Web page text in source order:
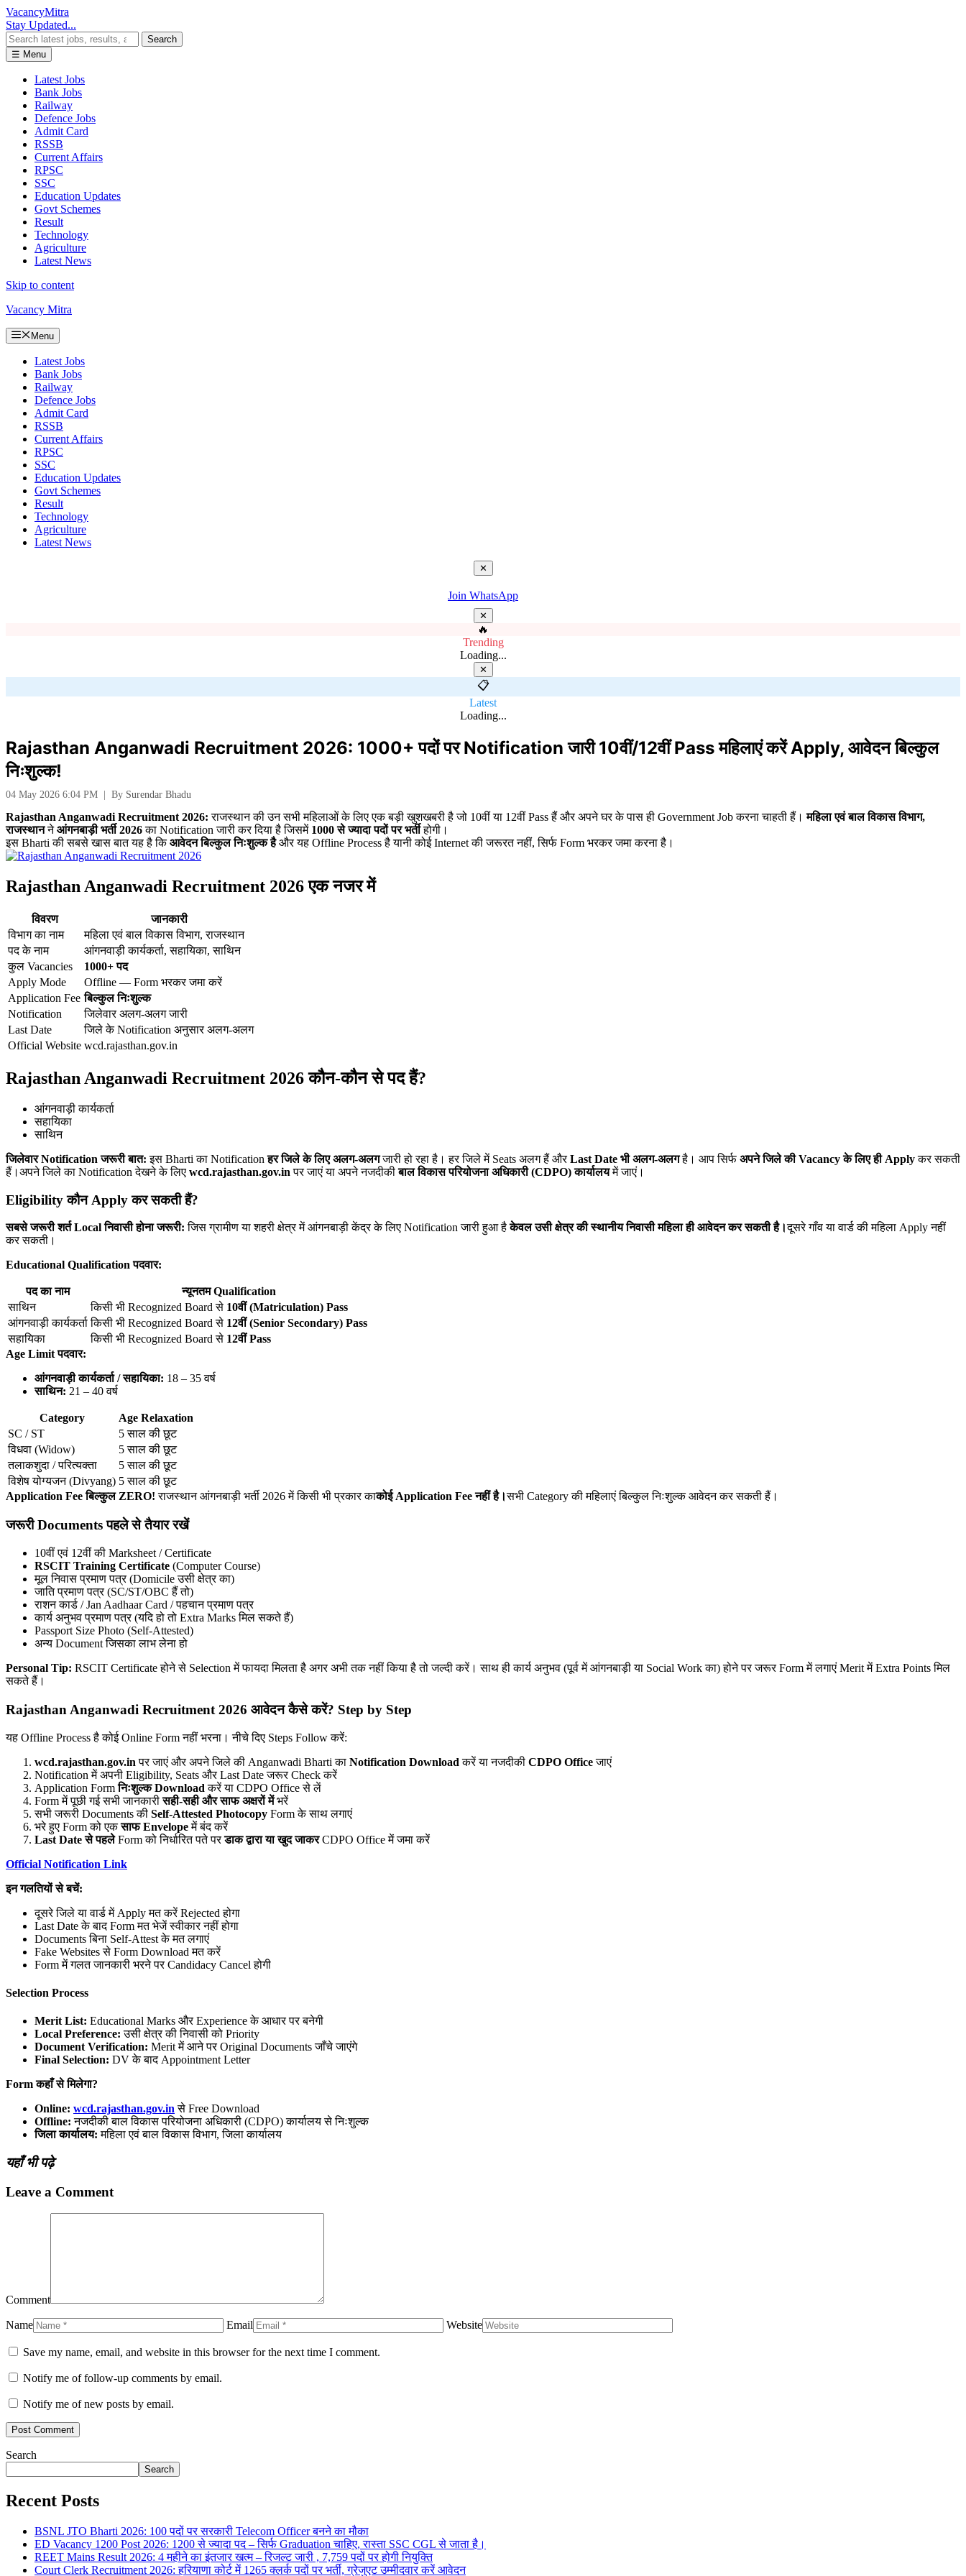
VacancyMitra
Stay Updated...
Search
☰ Menu
Latest Jobs
Bank Jobs
Railway
Defence Jobs
Admit Card
RSSB
Current Affairs
RPSC
SSC
Education Updates
Govt Schemes
Result
Technology
Agriculture
Latest News
Skip to content
Vacancy Mitra
Menu
Latest Jobs
Bank Jobs
Railway
Defence Jobs
Admit Card
RSSB
Current Affairs
RPSC
SSC
Education Updates
Govt Schemes
Result
Technology
Agriculture
Latest News
✕
Join WhatsApp
✕
🔥
Trending
Loading...
✕
📋
Latest
Loading...
Rajasthan Anganwadi Recruitment 2026: 1000+ पदों पर Notification जारी 10वीं/12वीं Pass महिलाएं करें Apply, आवेदन बिल्कुल
निःशुल्क!
04 May 2026 6:04 PM | By Surendar Bhadu
Rajasthan Anganwadi Recruitment 2026:राजस्थान की उन सभी महिलाओं के लिए एक बड़ी खुशखबरी है जो 10वीं या 12वीं Pass हैं और अपने घर के पास ही Government Job करना चाहती हैं।महिला एवं बाल विकास विभाग,
राजस्थाननेआंगनबाड़ी भर्ती 2026का Notification जारी कर दिया है जिसमें 1000 से ज्यादा पदों पर भर्तीहोगी।
इस Bharti की सबसे खास बात यह है किआवेदन बिल्कुल निःशुल्क हैऔर यह Offline Process है यानी कोई Internet की जरूरत नहीं, सिर्फ Form भरकर जमा करना है।
Rajasthan Anganwadi Recruitment 2026 एक नजर में
विवरण
जानकारी
विभाग का नाम
महिला एवं बाल विकास विभाग, राजस्थान
पद के नाम
आंगनवाड़ी कार्यकर्ता, सहायिका, साथिन
कुल Vacancies
1000+ पद
Apply Mode
Offline — Form भरकर जमा करें
Application Fee बिल्कुल निःशुल्क
Notification
जिलेवार अलग-अलग जारी
Last Date
जिले के Notification अनुसार अलग-अलग
Official Website wcd.rajasthan.gov.in
Rajasthan Anganwadi Recruitment 2026 कौन-कौन से पद हैं?
आंगनवाड़ी कार्यकर्ता
सहायिका
साथिन
जिलेवार Notification जरूरी बात:इस Bharti का Notificationहर जिले के लिए अलग-अलगजारी हो रहा है। हर जिले में Seats अलग हैं औरLast Date भी अलग-अलगहै। आप सिर्फ अपने जिले की Vacancy के लिए ही Applyकर सकती
हैं। अपने जिले का Notification देखने के लिए wcd.rajasthan.gov.in पर जाएं या अपने नजदीकीबाल विकास परियोजना अधिकारी (CDPO) कार्यालयमें जाएं।
Eligibility कौन Apply कर सकती हैं?
सबसे जरूरी शर्त Local निवासी होना जरूरी:जिस ग्रामीण या शहरी क्षेत्र में आंगनबाड़ी केंद्र के लिए Notification जारी हुआ हैकेवल उसी क्षेत्र की स्थानीय निवासी महिला ही आवेदन कर सकती है।दूसरे गाँव या वार्ड की महिला Apply नहीं
कर सकती।
Educational Qualification पदवार:
पद का नाम
न्यूनतम Qualification
साथिन
किसी भी Recognized Board से 10वीं (Matriculation) Pass
आंगनवाड़ी कार्यकर्ता किसी भी Recognized Board से 12वीं (Senior Secondary) Pass
सहायिका
किसी भी Recognized Board से 12वीं Pass
Age Limit पदवार:
आंगनवाड़ी कार्यकर्ता / सहायिका: 18 – 35 वर्ष
साथिन: 21 – 40 वर्ष
Category
Age Relaxation
SC / ST
5 साल की छूट
विधवा (Widow)
5 साल की छूट
तलाकशुदा / परित्यक्ता
5 साल की छूट
विशेष योग्यजन (Divyang) 5 साल की छूट
Application Fee बिल्कुल ZERO!राजस्थान आंगनबाड़ी भर्ती 2026 में किसी भी प्रकार काकोई Application Fee नहीं है।सभी Category की महिलाएं बिल्कुल निःशुल्क आवेदन कर सकती हैं।
जरूरी Documents पहले से तैयार रखें
10वीं एवं 12वीं की Marksheet / Certificate
RSCIT Training Certificate (Computer Course)
मूल निवास प्रमाण पत्र (Domicile उसी क्षेत्र का)
जाति प्रमाण पत्र (SC/ST/OBC हैं तो)
राशन कार्ड / Jan Aadhaar Card / पहचान प्रमाण पत्र
कार्य अनुभव प्रमाण पत्र (यदि हो तो Extra Marks मिल सकते हैं)
Passport Size Photo (Self-Attested)
अन्य Document जिसका लाभ लेना हो
Personal Tip: RSCIT Certificate होने से Selection में फायदा मिलता है अगर अभी तक नहीं किया है तो जल्दी करें। साथ ही कार्य अनुभव (पूर्व में आंगनबाड़ी या Social Work का) होने पर जरूर Form में लगाएं Merit में Extra Points मिल
सकते हैं।
Rajasthan Anganwadi Recruitment 2026 आवेदन कैसे करें? Step by Step
यह Offline Process है कोई Online Form नहीं भरना। नीचे दिए Steps Follow करें:
wcd.rajasthan.gov.in पर जाएं और अपने जिले की Anganwadi Bharti का Notification Download करें या नजदीकी CDPO Officeजाएं
Notification में अपनी Eligibility, Seats और Last Date जरूर Check करें
Application Formनिःशुल्क Download करें या CDPO Office से लें
Form में पूछी गई सभी जानकारीसही-सही और साफ अक्षरों मेंभरें
सभी जरूरी Documents की Self-Attested Photocopy Form के साथ लगाएं
भरे हुए Form को एकसाफ Envelopeमें बंद करें
Last Date से पहलेForm को निर्धारित पते परडाक द्वारा या खुद जाकरCDPO Office में जमा करें
Official Notification Link
इन गलतियों से बचें:
दूसरे जिले या वार्ड में Apply मत करें Rejected होगा
Last Date के बाद Form मत भेजें स्वीकार नहीं होगा
Documents बिना Self-Attest के मत लगाएं
Fake Websites से Form Download मत करें
Form में गलत जानकारी भरने पर Candidacy Cancel होगी
Selection Process
Merit List: Educational Marks और Experience के आधार पर बनेगी
Local Preference: उसी क्षेत्र की निवासी को Priority
Document Verification: Merit में आने पर Original Documents जाँचे जाएंगे
Final Selection: DV के बाद Appointment Letter
Form कहाँ से मिलेगा?
Online: wcd.rajasthan.gov.in से Free Download
Offline:नजदीकी बाल विकास परियोजना अधिकारी (CDPO) कार्यालय से निःशुल्क
जिला कार्यालय:महिला एवं बाल विकास विभाग, जिला कार्यालय
यहाँ भी पढ़े
Leave a Comment
Comment
Name Email Website
Save my name, email, and website in this browser for the next time I comment.
Notify me of follow-up comments by email.
Notify me of new posts by email.
Search
Search
Recent Posts
BSNL JTO Bharti 2026: 100 पदों पर सरकारी Telecom Officer बनने का मौका
ED Vacancy 1200 Post 2026: 1200 से ज्यादा पद – सिर्फ Graduation चाहिए, रास्ता SSC CGL से जाता है।
REET Mains Result 2026: 4 महीने का इंतजार खत्म – रिजल्ट जारी , 7,759 पदों पर होगी नियुक्ति
Court Clerk Recruitment 2026: हरियाणा कोर्ट में 1265 क्लर्क पदों पर भर्ती, ग्रेजुएट उम्मीदवार करें आवेदन